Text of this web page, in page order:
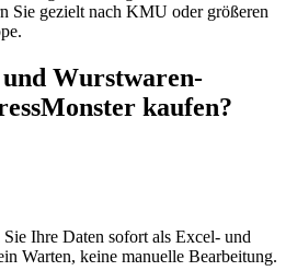
Sie gezielt nach KMU oder größeren
Wurstwaren-
kaufen?
Ihre Daten sofort als Excel- und
Warten, keine manuelle Bearbeitung.